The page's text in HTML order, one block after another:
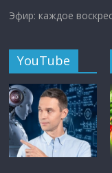
Эфир: каждое
YouTube